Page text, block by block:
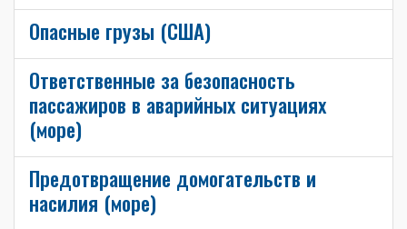
Опасные грузы (США)
Ответственные за безопасность
пассажиров в аварийных ситуациях
(море)
Предотвращение домогательств и
насилия (море)